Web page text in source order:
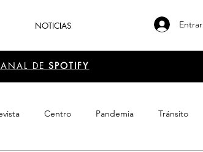
NOTICIAS Entrar
DE SPOTIFY
Centro Pandemia Tránsito